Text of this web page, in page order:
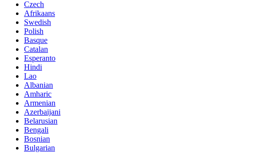
Czech
Afrikaans
Swedish
Polish
Basque
Catalan
Esperanto
Hindi
Lao
Albanian
Amharic
Armenian
Azerbaijani
Belarusian
Bengali
Bosnian
Bulgarian